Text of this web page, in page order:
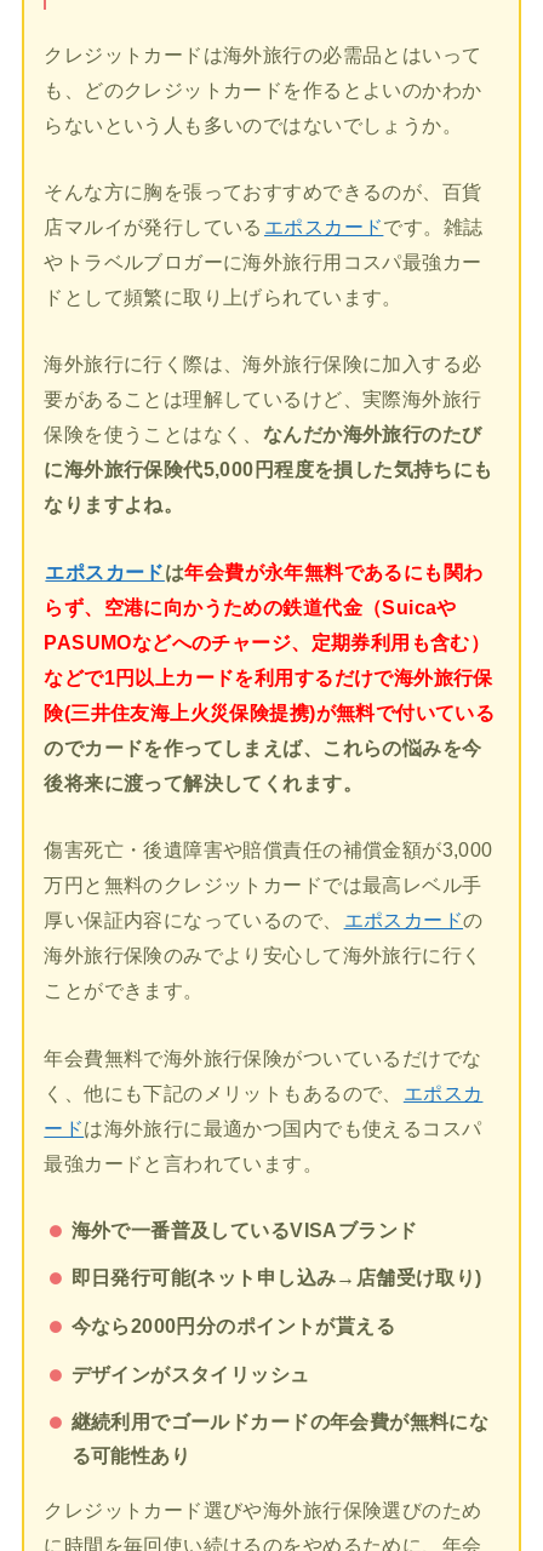
クレジットカードは海外旅行の必需品とはいって
も、どのクレジットカードを作るとよいのかわか
らないという人も多いのではないでしょうか。
そんな方に胸を張っておすすめできるのが、百貨
店マルイが発行している エポスカードです。雑誌
やトラベルブロガーに海外旅行用コスパ最強カー
ドとして頻繁に取り上げられています。
海外旅行に行く際は、海外旅行保険に加入する必
要があることは理解しているけど、実際海外旅行
保険を使うことはなく、 なんだか海外旅行のたび
に海外旅行保険代5,000円程度を損した気持ちにも
なりますよね。
エポスカードは年会費が永年無料であるにも関わ
らず、空港に向かうための鉄道代金（Suicaや
PASUMOなどへのチャージ、定期券利用も含む）
などで1円以上カードを利用するだけで海外旅行保
険(三井住友海上火災保険提携)が無料で付いている
のでカードを作ってしまえば、これらの悩みを今
後将来に渡って解決してくれます。
傷害死亡・後遺障害や賠償責任の補償金額が3,000
万円と無料のクレジットカードでは最高レベル手
厚い保証内容になっているので、
エポスカードの
海外旅行保険のみでより安心して海外旅行に行く
ことができます。
年会費無料で海外旅行保険がついているだけでな
く、他にも下記のメリットもあるので、
エポスカ
ードは海外旅行に最適かつ国内でも使えるコスパ
最強カードと言われています。
海外で一番普及しているVISAブランド
即日発行可能(ネット申し込み→店舗受け取り)
今なら2000円分のポイントが貰える
デザインがスタイリッシュ
継続利用でゴールドカードの年会費が無料にな
る可能性あり
クレジットカード選びや海外旅行保険選びのため
に時間を毎回使い続けるのをやめるために、年会